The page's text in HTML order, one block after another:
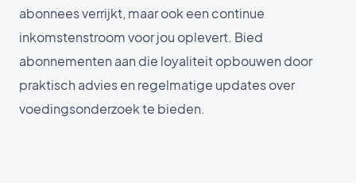
abonnees verrijkt, maar ook een continue
inkomstenstroom voor jou oplevert. Bied
abonnementen aan die loyaliteit opbouwen door
praktisch advies en regelmatige updates over
voedingsonderzoek te bieden.